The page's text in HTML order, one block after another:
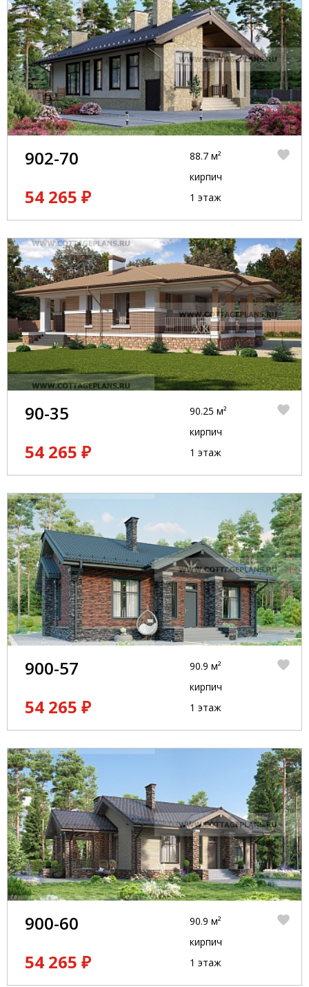
902-70
54 265 ₽
88.7 м²
кирпич
1 этаж
90-35
54 265 ₽
90.25 м²
кирпич
1 этаж
900-57
54 265 ₽
90.9 м²
кирпич
1 этаж
900-60
54 265 ₽
90.9 м²
кирпич
1 этаж